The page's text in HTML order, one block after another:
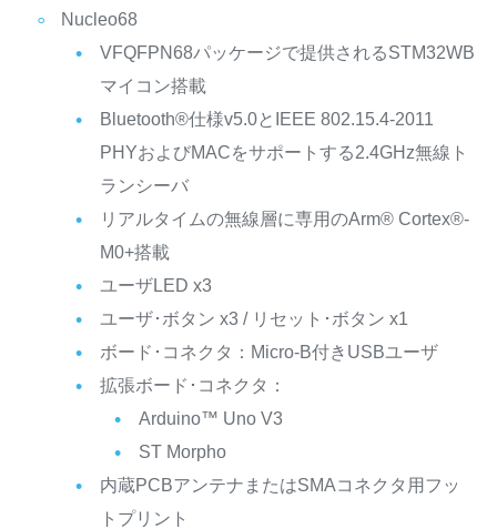
Nucleo68
VFQFPN68パッケージで提供されるSTM32WB
マイコン搭載
Bluetooth®仕様v5.0とIEEE 802.15.4-2011
PHYおよびMACをサポートする2.4GHz無線ト
ランシーバ
リアルタイムの無線層に専用のArm® Cortex®-
M0+搭載
ユーザLED x3
ユーザ･ボタン x3 / リセット･ボタン x1
ボード･コネクタ：Micro-B付きUSBユーザ
拡張ボード･コネクタ：
Arduino™ Uno V3
ST Morpho
内蔵PCBアンテナまたはSMAコネクタ用フッ
トプリント